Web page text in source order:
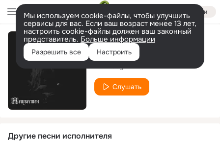
Войти
Мы используем cookie-файлы, чтобы улучшить
сервисы для вас. Если ваш возраст менее 13 лет,
настроить cookie-файлы должен ваш законный
представитель. Больше информации
Разрешить все Настроить
Паранойя
Слушать
Другие песни исполнителя